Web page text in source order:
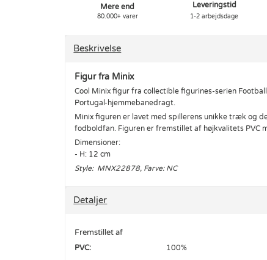
Mere end
80.000+ varer
Leveringstid
1-2 arbejdsdage
Beskrivelse
Figur fra Minix
Cool Minix figur fra collectible figurines-serien
Portugal-hjemmebanedragt.
Minix figuren er lavet med spillerens unikke træk og
fodboldfan. Figuren er fremstillet af højkvalitets PVC
Dimensioner:
- H: 12 cm
Style: MNX22878, Farve: NC
Detaljer
Fremstillet af
PVC: 100%